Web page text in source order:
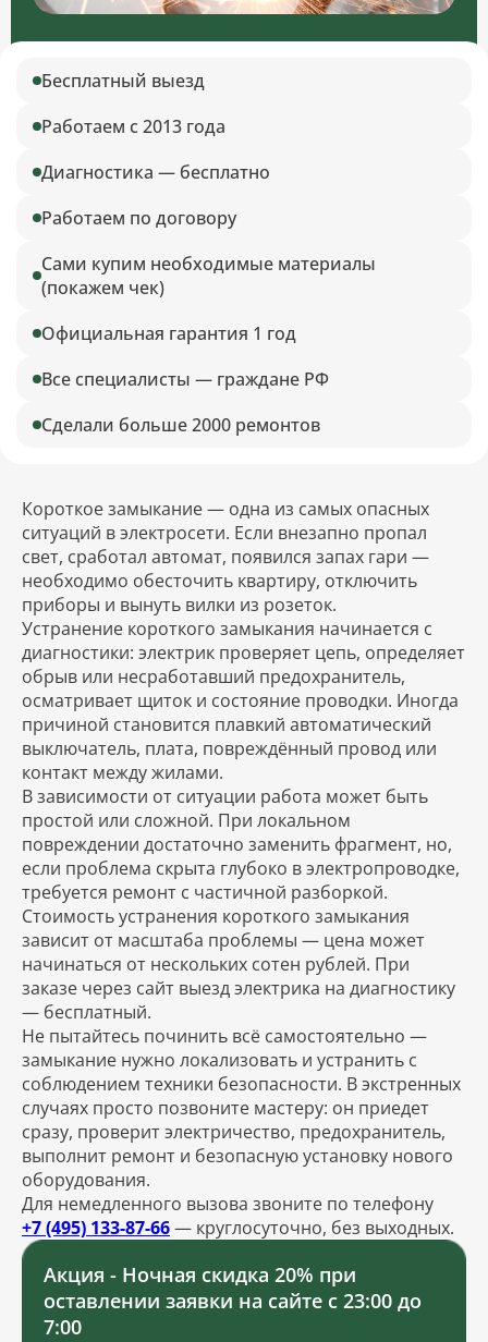
Бесплатный выезд
Работаем с 2013 года
Диагностика — бесплатно
Работаем по договору
Сами купим необходимые материалы
(покажем чек)
Официальная гарантия 1 год
Все специалисты — граждане РФ
Сделали больше 2000 ремонтов
Короткое замыкание — одна из самых опасных
ситуаций в электросети. Если внезапно пропал
свет, сработал автомат, появился запах гари —
необходимо обесточить квартиру, отключить
приборы и вынуть вилки из розеток.
Устранение короткого замыкания начинается с
диагностики: электрик проверяет цепь, определяет
обрыв или несработавший предохранитель,
осматривает щиток и состояние проводки. Иногда
причиной становится плавкий автоматический
выключатель, плата, повреждённый провод или
контакт между жилами.
В зависимости от ситуации работа может быть
простой или сложной. При локальном
повреждении достаточно заменить фрагмент, но,
если проблема скрыта глубоко в электропроводке,
требуется ремонт с частичной разборкой.
Стоимость устранения короткого замыкания
зависит от масштаба проблемы — цена может
начинаться от нескольких сотен рублей. При
заказе через сайт выезд электрика на диагностику
— бесплатный.
Не пытайтесь починить всё самостоятельно —
замыкание нужно локализовать и устранить с
соблюдением техники безопасности. В экстренных
случаях просто позвоните мастеру: он приедет
сразу, проверит электричество, предохранитель,
выполнит ремонт и безопасную установку нового
оборудования.
Для немедленного вызова звоните по телефону
+7 (495) 133-87-66— круглосуточно, без выходных.
Акция - Ночная скидка 20% при
оставлении заявки на сайте с 23:00 до
7:00